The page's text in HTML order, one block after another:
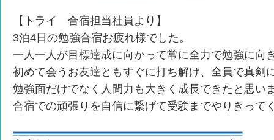
【トライ 合宿担当社員より】
3泊4日の勉強合宿お疲れ様でした。
一人一人が目標達成に向かって常に全力で勉強に向
初めて会うお友達ともすぐに打ち解け、全員で真剣
勉強面だけでなく人間力も大きく成長できたと思い
合宿での頑張りを自信に繋げて受験までやりき